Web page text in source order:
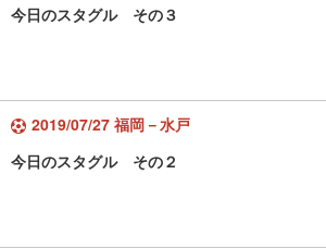
今日のスタグル その３
2019/07/27 福岡－水戸
今日のスタグル その２